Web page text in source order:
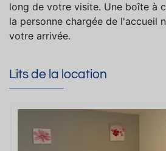
long de votre visite. Une boîte à
la personne chargée de l'accueil
votre arrivée.
Lits de la location